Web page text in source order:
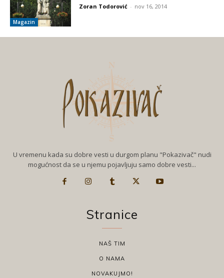
Magazin
Zoran Todorović - nov 16, 2014
U vremenu kada su dobre vesti u durgom planu "Pokazivač" nudi
mogućnost da se u njemu pojavljuju samo dobre vesti...
Stranice
NAŠ TIM
O NAMA
NOVAKUJMO!